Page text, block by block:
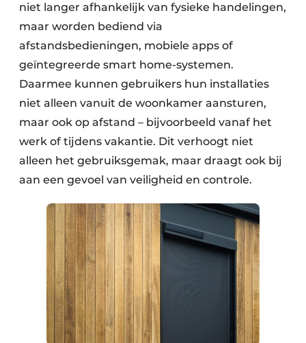
niet langer afhankelijk van fysieke handelingen,
maar worden bediend via
afstandsbedieningen, mobiele apps of
geïntegreerde smart home-systemen.
Daarmee kunnen gebruikers hun installaties
niet alleen vanuit de woonkamer aansturen,
maar ook op afstand – bijvoorbeeld vanaf het
werk of tijdens vakantie. Dit verhoogt niet
alleen het gebruiksgemak, maar draagt ook bij
aan een gevoel van veiligheid en controle.